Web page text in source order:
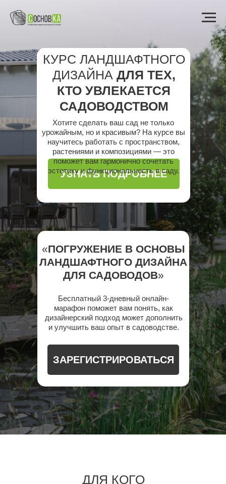
КУРС ЛАНДШАФТНОГО
ДИЗАЙНА ДЛЯ ТЕХ,
КТО УВЛЕКАЕТСЯ
САДОВОДСТВОМ
«ПОГРУЖЕНИЕ В ОСНОВЫ
ЛАНДШАФТНОГО ДИЗАЙНА
ДЛЯ САДОВОДОВ»
УЗНАТЬ ПОДРОБНЕЕ
ЗАРЕГИСТРИРОВАТЬСЯ
Хотите сделать ваш сад не только
урожайным, но и красивым? На курсе вы
научитесь работать с пространством,
растениями и композициями — это
поможет вам гармонично сочетать
эстетику и функциональность в саду.
Бесплатный 3-дневный онлайн-
марафон поможет вам понять, как
дизайнерский подход может дополнить
и улучшить ваш опыт в садоводстве.
ДЛЯ КОГО